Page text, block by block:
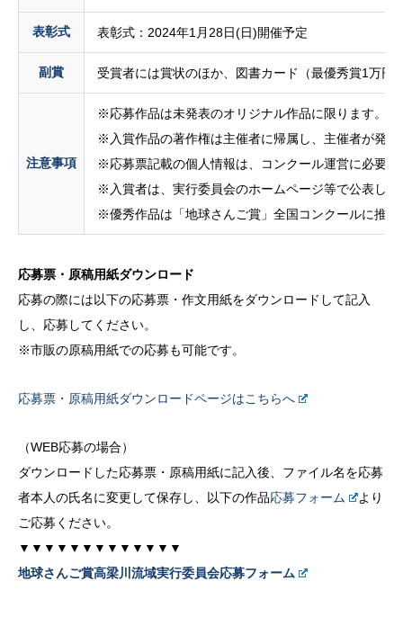
表彰式 表彰式：2024年1月28日(日)開催予定
副賞 受賞者には賞状のほか、図書カード（最優秀賞1万
注意事項
※応募作品は未発表のオリジナル作品に限ります。
※入賞作品の著作権は主催者に帰属し、主催者が発
※応募票記載の個人情報は、コンクール運営に必要
※入賞者は、実行委員会のホームページ等で公表し
※優秀作品は「地球さんご賞」全国コンクールに推薦
応募票・原稿用紙ダウンロード
応募の際には以下の応募票・作文用紙をダウンロードして記入
し、応募してください。
※市販の原稿用紙での応募も可能です。
応募票・原稿用紙ダウンロードページはこちらへ
（WEB応募の場合）
ダウンロードした応募票・原稿用紙に記入後、ファイル名を応募
者本人の氏名に変更して保存し、以下の作品応募フォーム
より
ご応募ください。
▼▼▼▼▼▼▼▼▼▼▼▼▼
地球さんご賞高梁川流域実行委員会応募フォーム